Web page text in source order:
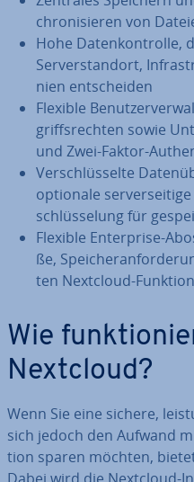
chro­ni­sie­ren von
Hohe Da­ten­kon­trol­le,
Ser­ver­stand­ort,
ni­en ent­schei­den
Flexible
griffs­rech­ten sowie
und Zwei-Faktor-
Ver­schlüs­sel­te
optionale
schlüs­se­lung für
Flexible En­ter­pri­se-
ße,
ten Nextcloud-
Wie
Nextcloud?
Wenn Sie eine sichere,
sich jedoch den Aufwand
ti­on sparen möchten,